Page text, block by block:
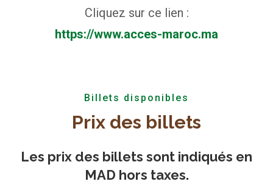
Cliquez sur ce lien :
https://www.acces-maroc.ma
Billets disponibles
Prix des billets
Les prix des billets sont indiqués en
MAD hors taxes.